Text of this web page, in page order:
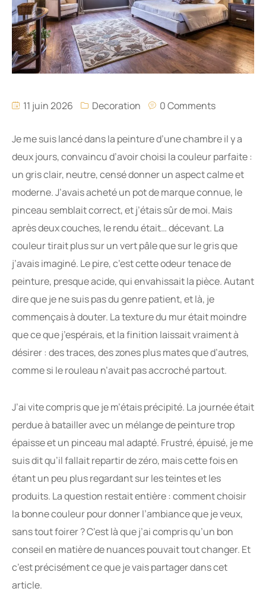
11 juin 2026 Decoration 0 Comments
Je me suis lancé dans la peinture d’une chambre il y a
deux jours, convaincu d’avoir choisi la couleur parfaite :
un gris clair, neutre, censé donner un aspect calme et
moderne. J’avais acheté un pot de marque connue, le
pinceau semblait correct, et j’étais sûr de moi. Mais
après deux couches, le rendu était… décevant. La
couleur tirait plus sur un vert pâle que sur le gris que
j’avais imaginé. Le pire, c’est cette odeur tenace de
peinture, presque acide, qui envahissait la pièce. Autant
dire que je ne suis pas du genre patient, et là, je
commençais à douter. La texture du mur était moindre
que ce que j’espérais, et la finition laissait vraiment à
désirer : des traces, des zones plus mates que d’autres,
comme si le rouleau n’avait pas accroché partout.
J’ai vite compris que je m’étais précipité. La journée était
perdue à batailler avec un mélange de peinture trop
épaisse et un pinceau mal adapté. Frustré, épuisé, je me
suis dit qu’il fallait repartir de zéro, mais cette fois en
étant un peu plus regardant sur les teintes et les
produits. La question restait entière : comment choisir
la bonne couleur pour donner l’ambiance que je veux,
sans tout foirer ? C’est là que j’ai compris qu’un bon
conseil en matière de nuances pouvait tout changer. Et
c’est précisément ce que je vais partager dans cet
article.